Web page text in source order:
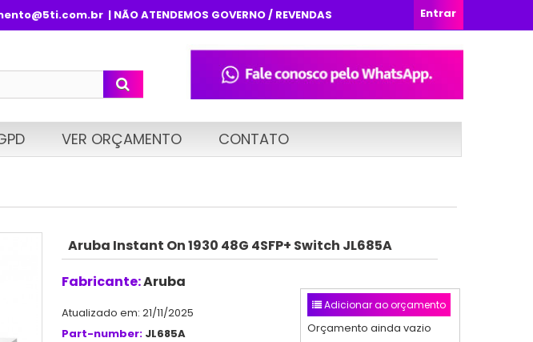
Entrar
| NÃO ATENDEMOS GOVERNO / REVENDAS
VER ORÇAMENTO CONTATO
Aruba Instant On 1930 48G 4SFP+ Switch JL685A
Fabricante:Aruba
Atualizado em: 21/11/2025
Part-number: JL685A
Adicionar ao orçamento
Orçamento ainda vazio